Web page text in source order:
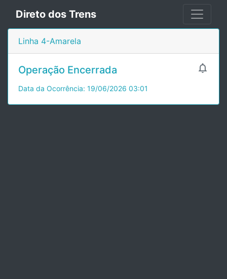
Direto dos Trens
Linha 4-Amarela

Operação Encerrada
Data da Ocorrência: 19/06/2026 03:01